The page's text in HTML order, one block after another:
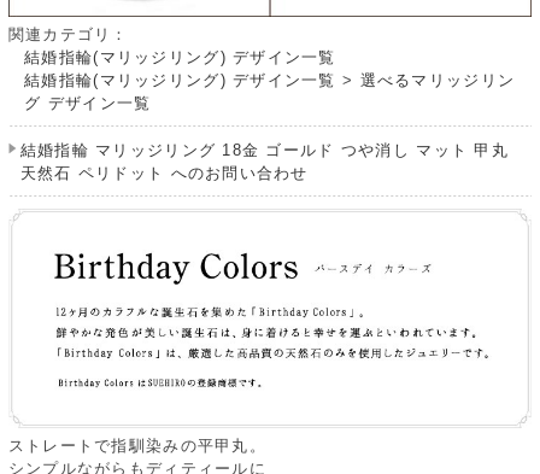
関連カテゴリ：
結婚指輪(マリッジリング) デザイン一覧
結婚指輪(マリッジリング) デザイン一覧 > 選べるマリッジリン
グ デザイン一覧
結婚指輪 マリッジリング 18金 ゴールド つや消し マット 甲丸
天然石 ペリドット へのお問い合わせ
ストレートで指馴染みの平甲丸。
シンプルながらもディティールに